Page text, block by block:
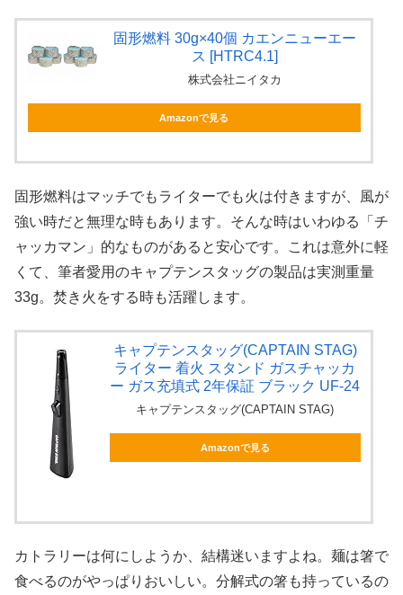
固形燃料 30g×40個 カエンニューエー
ス [HTRC4.1]
株式会社ニイタカ
Amazonで見る
固形燃料はマッチでもライターでも火は付きますが、風が
強い時だと無理な時もあります。そんな時はいわゆる「チ
ャッカマン」的なものがあると安心です。これは意外に軽
くて、筆者愛用のキャプテンスタッグの製品は実測重量
33g。焚き火をする時も活躍します。
キャプテンスタッグ(CAPTAIN STAG)
ライター 着火 スタンド ガスチャッカ
ー ガス充填式 2年保証 ブラック UF-24
キャプテンスタッグ(CAPTAIN STAG)
Amazonで見る
カトラリーは何にしようか、結構迷いますよね。麺は箸で
食べるのがやっぱりおいしい。分解式の箸も持っているの